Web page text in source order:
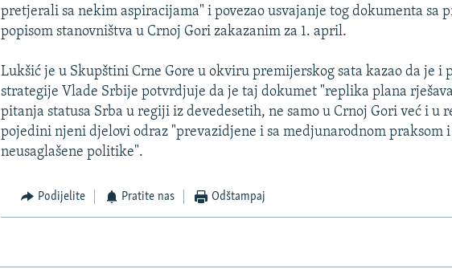
pretjerali sa nekim aspiracijama" i povezao usvajanje tog dokumenta sa
popisom stanovništva u Crnoj Gori zakazanim za 1. april.
Lukšić je u Skupštini Crne Gore u okviru premijerskog sata kazao da je i
strategije Vlade Srbije potvrdjuje da je taj dokumet "replika plana
pitanja statusa Srba u regiji iz devedesetih, ne samo u Crnoj Gori već i u
pojedini njeni djelovi odraz "prevazidjene i sa medjunarodnom praksom
neusaglašene politike".
Podijelite Pratite nas Odštampaj